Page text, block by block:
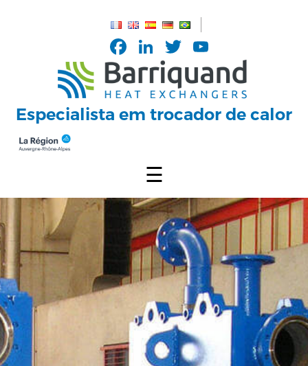
Facebook
LinkedIn
Twitter
Channel
Especialista em trocador de calor
☰